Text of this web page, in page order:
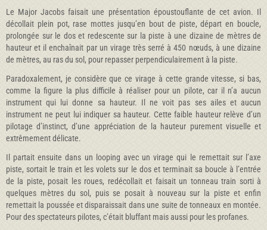
Le Major Jacobs faisait une présentation époustouflante de cet avion. Il
décollait plein pot, rase mottes jusqu’en bout de piste, départ en boucle,
prolongée sur le dos et redescente sur la piste à une dizaine de mètres de
hauteur et il enchaînait par un virage très serré à 450 nœuds, à une dizaine
de mètres, au ras du sol, pour repasser perpendiculairement à la piste.
Paradoxalement, je considère que ce virage à cette grande vitesse, si bas,
comme la figure la plus difficile à réaliser pour un pilote, car il n’a aucun
instrument qui lui donne sa hauteur. Il ne voit pas ses ailes et aucun
instrument ne peut lui indiquer sa hauteur. Cette faible hauteur relève d’un
pilotage d’instinct, d’une appréciation de la hauteur purement visuelle et
extrêmement délicate.
Il partait ensuite dans un looping avec un virage qui le remettait sur l’axe
piste, sortait le train et les volets sur le dos et terminait sa boucle à l’entrée
de la piste, posait les roues, redécollait et faisait un tonneau train sorti à
quelques mètres du sol, puis se posait à nouveau sur la piste et enfin
remettait la poussée et disparaissait dans une suite de tonneaux en montée.
Pour des spectateurs pilotes, c’était bluffant mais aussi pour les profanes.